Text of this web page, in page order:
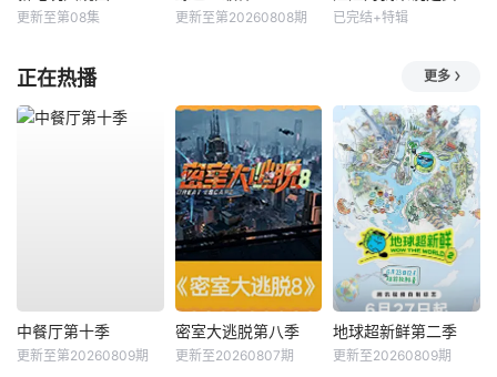
更新至第08集 更新至第20260808期 已完结+特辑
正在热播 更多
中餐厅第十季
更新至第20260809期
密室大逃脱第八季
更新至20260807期
地球超新鲜第二季
更新至20260809期